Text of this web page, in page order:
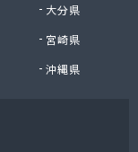
サポート課
大分県
宮崎県
沖縄県